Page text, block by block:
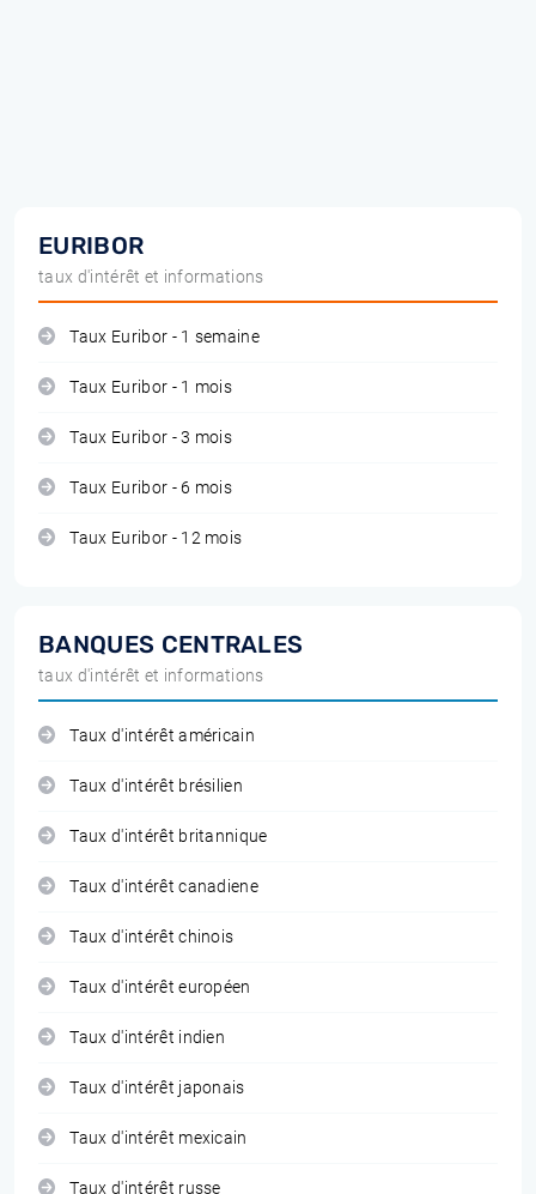
EURIBOR
taux d'intérêt et informations
Taux Euribor - 1 semaine
Taux Euribor - 1 mois
Taux Euribor - 3 mois
Taux Euribor - 6 mois
Taux Euribor - 12 mois
BANQUES CENTRALES
taux d'intérêt et informations
Taux d'intérêt américain
Taux d'intérêt brésilien
Taux d'intérêt britannique
Taux d'intérêt canadiene
Taux d'intérêt chinois
Taux d'intérêt européen
Taux d'intérêt indien
Taux d'intérêt japonais
Taux d'intérêt mexicain
Taux d'intérêt russe